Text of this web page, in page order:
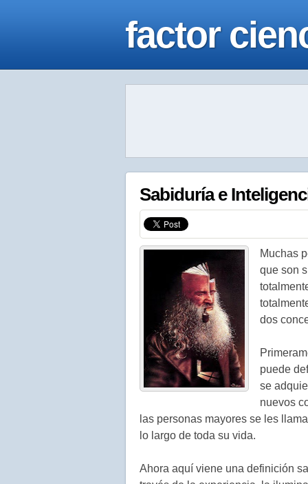
factor
Sabiduría e
Muchas
que son
dos
puede
se
nuevos
las personas mayores se les
lo largo de toda su vida.
Ahora aquí viene una definición